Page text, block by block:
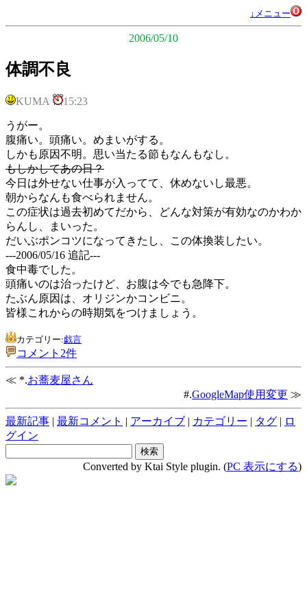
↓メニュー
2006/05/10
体調不良
KUMA 15:23
うがー。
腹痛い。頭痛い。めまいがする。
しかも原因不明。思い当たる節もなんもなし。
もしかしてあの日？
今日は外せない仕事が入ってて、休めないし最悪。
朝からなんも食べられません。
この症状は過去初めてだから、どんな対策が有効なのかわか
らんし、まいった。
だいぶポンコツになってきたし、この体換装したい。
---2006/05/16 追記---
食中毒でした。
頭痛いのは治ったけど、お腹は今でも急降下。
たぶん原因は、オリジンかコンビニ。
皆様これからの時期気をつけましょう。
カテゴリー:戯言
コメント2件
≪ *.お蕎麦屋さん
#.GoogleMap使用変更 ≫
最新記事 | 最新コメント | アーカイブ | カテゴリー | タグ | ロ
グイン
Converted by Ktai Style plugin. (PC 表示にする)